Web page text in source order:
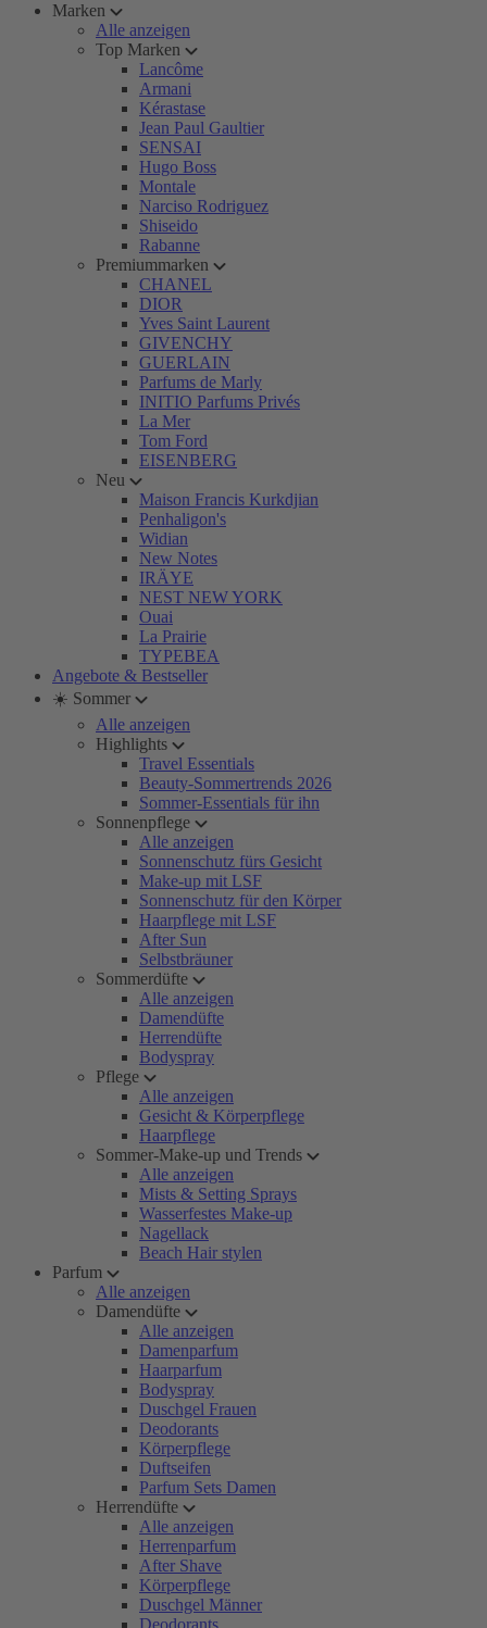
Marken
Alle anzeigen
Top Marken
Lancôme
Armani
Kérastase
Jean Paul Gaultier
SENSAI
Hugo Boss
Montale
Narciso Rodriguez
Shiseido
Rabanne
Premiummarken
CHANEL
DIOR
Yves Saint Laurent
GIVENCHY
GUERLAIN
Parfums de Marly
INITIO Parfums Privés
La Mer
Tom Ford
EISENBERG
Neu
Maison Francis Kurkdjian
Penhaligon's
Widian
New Notes
IRÄYE
NEST NEW YORK
Ouai
La Prairie
TYPEBEA
Angebote & Bestseller
☀️ Sommer
Alle anzeigen
Highlights
Travel Essentials
Beauty-Sommertrends 2026
Sommer-Essentials für ihn
Sonnenpflege
Alle anzeigen
Sonnenschutz fürs Gesicht
Make-up mit LSF
Sonnenschutz für den Körper
Haarpflege mit LSF
After Sun
Selbstbräuner
Sommerdüfte
Alle anzeigen
Damendüfte
Herrendüfte
Bodyspray
Pflege
Alle anzeigen
Gesicht & Körperpflege
Haarpflege
Sommer-Make-up und Trends
Alle anzeigen
Mists & Setting Sprays
Wasserfestes Make-up
Nagellack
Beach Hair stylen
Parfum
Alle anzeigen
Damendüfte
Alle anzeigen
Damenparfum
Haarparfum
Bodyspray
Duschgel Frauen
Deodorants
Körperpflege
Duftseifen
Parfum Sets Damen
Herrendüfte
Alle anzeigen
Herrenparfum
After Shave
Körperpflege
Duschgel Männer
Deodorants